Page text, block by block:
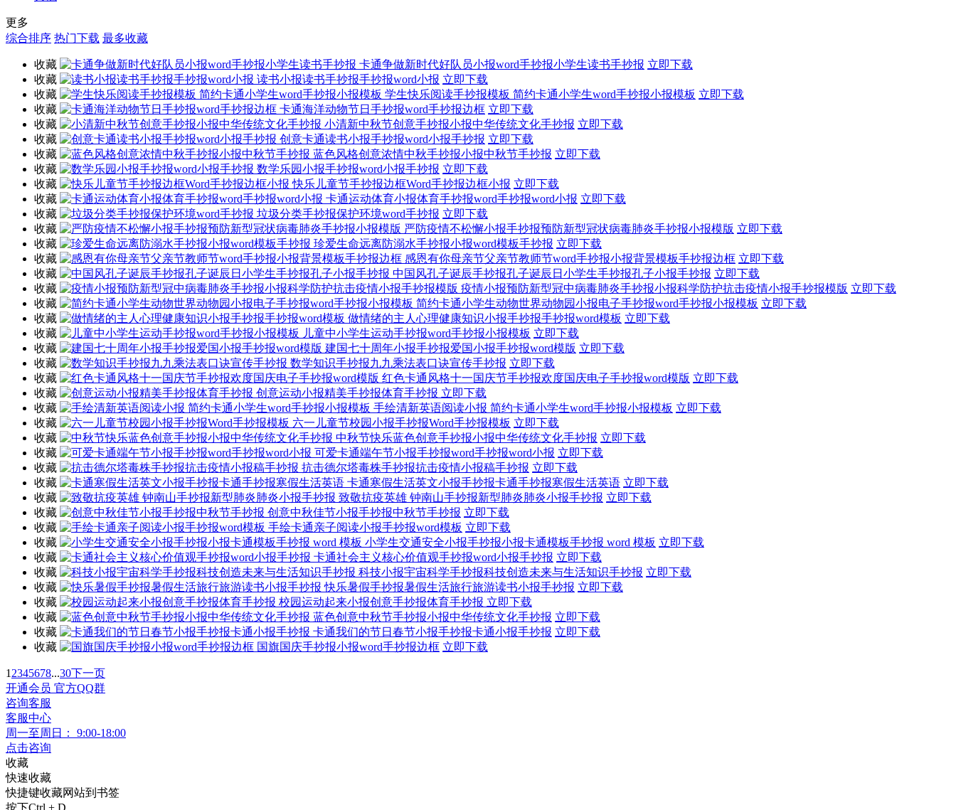
更多
综合排序 热门下载 最多收藏
收藏 卡通争做新时代好队员小报word手抄报小学生读书手抄报 立即下载
收藏
读书小报读书手抄报手抄报word小报 立即下载
收藏
学生快乐阅读手抄报模板 简约卡通小学生word手抄报小报模板 立即下载
收藏
卡通海洋动物节日手抄报word手抄报边框 立即下载
收藏
小清新中秋节创意手抄报小报中华传统文化手抄报 立即下载
收藏
创意卡通读书小报手抄报word小报手抄报 立即下载
收藏
蓝色风格创意浓情中秋手抄报小报中秋节手抄报 立即下载
收藏
数学乐园小报手抄报word小报手抄报 立即下载
收藏
快乐儿童节手抄报边框Word手抄报边框小报 立即下载
收藏
卡通运动体育小报体育手抄报word手抄报word小报 立即下载
收藏
垃圾分类手抄报保护环境word手抄报 立即下载
收藏
严防疫情不松懈小报手抄报预防新型冠状病毒肺炎手抄报小报模版 立即下载
收藏
珍爱生命远离防溺水手抄报小报word模板手抄报 立即下载
收藏
感恩有你母亲节父亲节教师节word手抄报小报背景模板手抄报边框 立即下载
收藏
中国风孔子诞辰手抄报孔子诞辰日小学生手抄报孔子小报手抄报 立即下载
收藏
疫情小报预防新型冠中病毒肺炎手抄报小报科学防护抗击疫情小报手抄报模版 立即下载
收藏
简约卡通小学生动物世界动物园小报电子手抄报word手抄报小报模板 立即下载
收藏
做情绪的主人心理健康知识小报手抄报手抄报word模板 立即下载
收藏
儿童中小学生运动手抄报word手抄报小报模板 立即下载
收藏
建国七十周年小报手抄报爱国小报手抄报word模版 立即下载
收藏
数学知识手抄报九九乘法表口诀宣传手抄报 立即下载
收藏
红色卡通风格十一国庆节手抄报欢度国庆电子手抄报word模版 立即下载
收藏
创意运动小报精美手抄报体育手抄报 立即下载
收藏
手绘清新英语阅读小报 简约卡通小学生word手抄报小报模板 立即下载
收藏
六一儿童节校园小报手抄报Word手抄报模板 立即下载
收藏
中秋节快乐蓝色创意手抄报小报中华传统文化手抄报 立即下载
收藏
可爱卡通端午节小报手抄报word手抄报word小报 立即下载
收藏
抗击德尔塔毒株手抄报抗击疫情小报稿手抄报 立即下载
收藏
卡通寒假生活英文小报手抄报卡通手抄报寒假生活英语 立即下载
收藏
致敬抗疫英雄 钟南山手抄报新型肺炎肺炎小报手抄报 立即下载
收藏
创意中秋佳节小报手抄报中秋节手抄报 立即下载
收藏
手绘卡通亲子阅读小报手抄报word模板 立即下载
收藏
小学生交通安全小报手抄报小报卡通模板手抄报 word 模板 立即下载
收藏
卡通社会主义核心价值观手抄报word小报手抄报 立即下载
收藏
科技小报宇宙科学手抄报科技创造未来与生活知识手抄报 立即下载
收藏
快乐暑假手抄报暑假生活旅行旅游读书小报手抄报 立即下载
收藏
校园运动起来小报创意手抄报体育手抄报 立即下载
收藏
蓝色创意中秋节手抄报小报中华传统文化手抄报 立即下载
收藏
卡通我们的节日春节小报手抄报卡通小报手抄报 立即下载
收藏
国旗国庆手抄报小报word手抄报边框 立即下载
1 2345678...30下一页
开通会员 官方QQ群
咨询客服
客服中心
周一至周日： 9:00-18:00
点击咨询
收藏
快速收藏
快捷键收藏网站到书签
按下Ctrl + D